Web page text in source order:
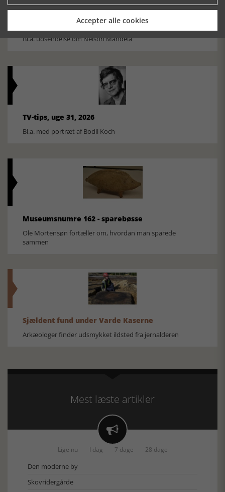
TV-tips, uge 32, 2026
Bl.a. udsendelse om Nelson Mandela
TV-tips, uge 31, 2026
Bl.a. med portræt af Bodil Koch
Museumsnumre 162 - sparebøsse
Ole Mortensøn fortæller om, hvordan man sparede
sammen
Sjældent fund under Varde Kaserne
Arkæologer finder udsmykket ildsted fra jernalderen
Mest læste artikler

Lige nu I dag 7 dage 28 dage
Den moderne by
Skovridergårde
Accepter alle cookies